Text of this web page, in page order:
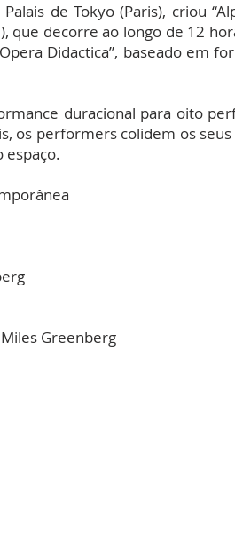
de Tokyo (Paris), criou
que decorre ao longo de 12
Didactica”, baseado em
duracional para oito
os performers colidem os
espaço.
Greenberg